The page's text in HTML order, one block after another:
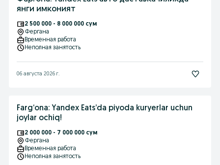
янги имконият
2 500 000 - 8 000 000 сум
Фергана
Временная работа
Неполная занятость
06 августа 2026 г.
Farg‘ona: Yandex Eats’da piyoda kuryerlar uchun
joylar ochiq!
2 000 000 - 7 000 000 сум
Фергана
Временная работа
Неполная занятость